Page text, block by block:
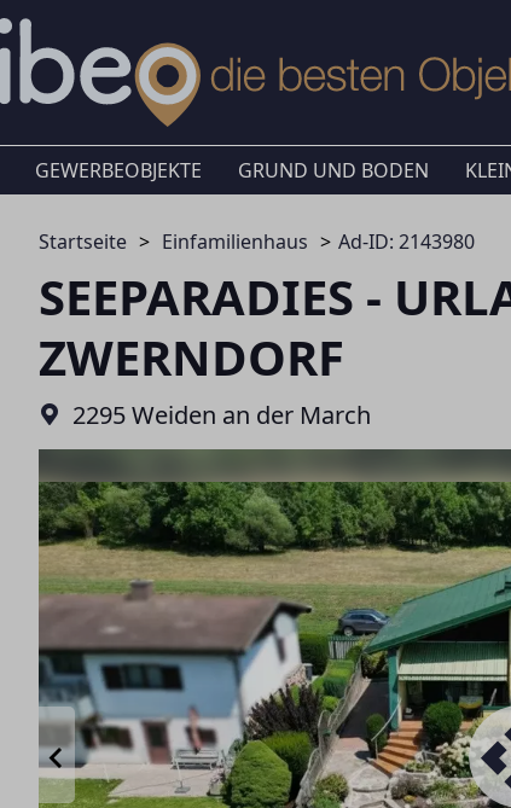
GEWERBEOBJEKTE GRUND UND BODEN
Startseite Einfamilienhaus Ad-ID: 2143980
SEEPARADIES -
ZWERNDORF
2295 Weiden an der March